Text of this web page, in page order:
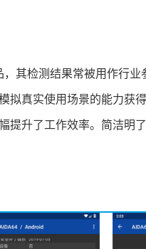
其检测结果常被用作行
拟真实使用场景的能力获
提升了工作效率。简洁明